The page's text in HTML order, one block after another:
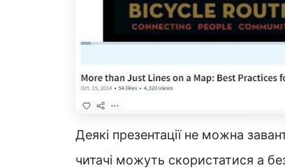
Деякі презентації не можна
читачі можуть скористатися a